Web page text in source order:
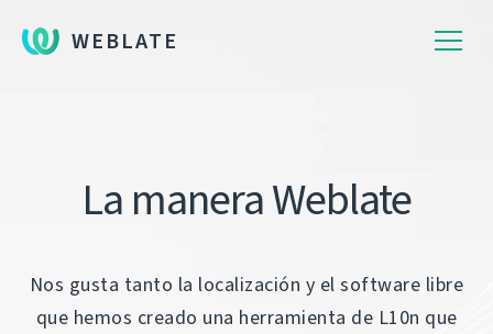
WEBLATE
La manera Weblate
Nos gusta tanto la localización y el software libre
que hemos creado una herramienta de L10n que